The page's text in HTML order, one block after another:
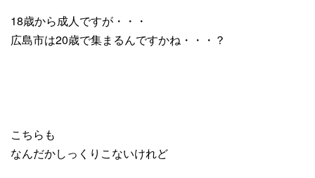
18歳から成人ですが・・・
広島市は20歳で集まるんですかね・・・？
こちらも
なんだかしっくりこないけれど